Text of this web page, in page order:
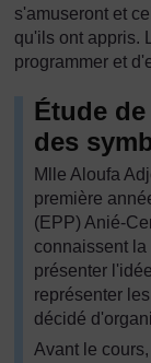
s'amuseront et
qu'ils ont appris.
programmer et
Étude
des
Mlle Aloufa
première
(EPP) Anié-
connaissent
présenter
représenter
décidé
Avant le